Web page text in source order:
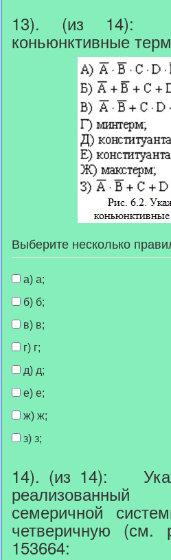
13). (из
коньюнктивные
Выберите несколько
а) а;
б) б;
в) в;
г) г;
д) д;
е) е;
ж) ж;
з) з;
14). (из 14):
семеричной
четверичную (см.
153664: